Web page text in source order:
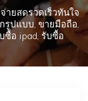
ายสดรวดเร็วทันใจ
ปแบบ, ขายมือถือ,
ซื้อ ipad, รับซื้อ